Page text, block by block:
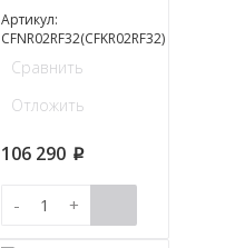
Артикул:
CFNR02RF32(CFKR02RF32)
Сравнить
Отложить
106 290 p
- +